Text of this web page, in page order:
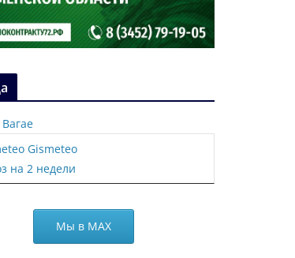
Gismeteo
на 2 недели
Мы в МАХ